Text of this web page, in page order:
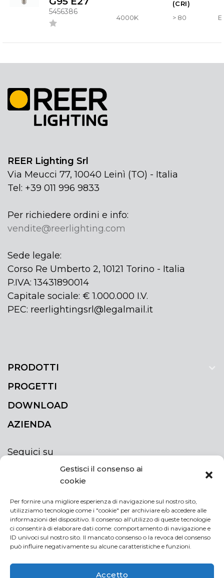
Gestisci il consenso ai
cookie
Per fornire una migliore esperienza di navigazione sul nostro sito,
utilizziamo tecnologie come i "cookie" per archiviare e/o accedere alle
informazioni del dispositivo. Il consenso all'utilizzo di queste tecnologie
ci consentirà di elaborare dati come: comportamento di navigazione e
ID univoci sul nostro sito. Il mancato consenso o la revoca del consenso
può influire negativamente su alcune caratteristiche e funzioni.
Accetto
5456386
(CRI)
4000K > 80
REER Lighting Srl
Via Meucci 77, 10040 Leinì (TO) - Italia
Tel: +39 011 996 9833
Per richiedere ordini e info:
vendite@reerlighting.com
Sede legale:
Corso Re Umberto 2, 10121 Torino - Italia
P.IVA: 13431890014
Capitale sociale: € 1.000.000 I.V.
PEC: reerlightingsrl@legalmail.it
PRODOTTI
PROGETTI
DOWNLOAD
AZIENDA
Seguici su
ISCRIVITI ALLA NEWSLETTER
Rimani sempre aggiornato iscrivendoti alla
newsletter
NEWSLETTER
If